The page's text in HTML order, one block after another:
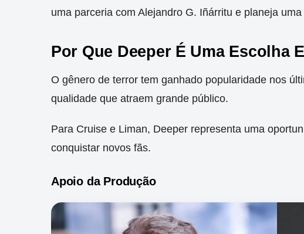
uma parceria com Alejandro G. Iñárritu e planeja
Por Que Deeper É Uma Escolha
O gênero de terror tem ganhado popularidade nos
qualidade que atraem grande público.
Para Cruise e Liman, Deeper representa uma
conquistar novos fãs.
Apoio da Produção